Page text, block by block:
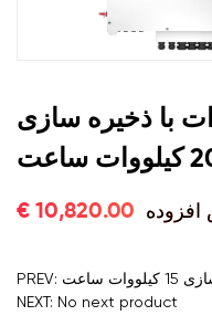
15 کیلووات با ذخیره سازی
ساعت
€ 10,820.00 افزوده
NEXT: No next product